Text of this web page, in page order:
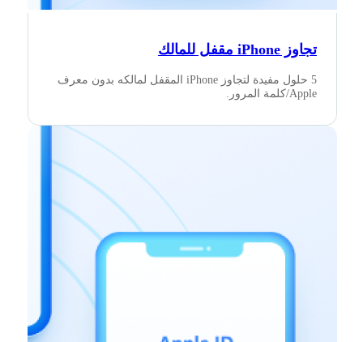
تجاوز iPhone مقفل للمالك
5 حلول مفيدة لتجاوز iPhone المقفل لمالكه بدون معرف
Apple/كلمة المرور.